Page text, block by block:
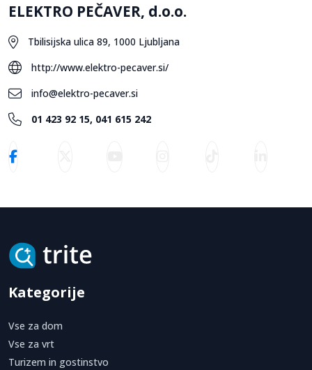
ELEKTRO PEČAVER, d.o.o.
Tbilisijska ulica 89, 1000 Ljubljana
http://www.elektro-pecaver.si/
info@elektro-pecaver.si
01 423 92 15, 041 615 242
Kategorije
Vse za dom
Vse za vrt
Turizem in gostinstvo